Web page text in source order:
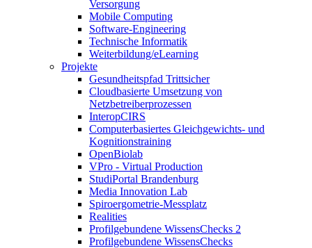
Versorgung
Mobile Computing
Software-Engineering
Technische Informatik
Weiterbildung/eLearning
Projekte
Gesundheitspfad Trittsicher
Cloudbasierte Umsetzung von
Netzbetreiberprozessen
InteropCIRS
Computerbasiertes Gleichgewichts- und
Kognitionstraining
OpenBiolab
VPro - Virtual Production
StudiPortal Brandenburg
Media Innovation Lab
Spiroergometrie-Messplatz
Realities
Profilgebundene WissensChecks 2
Profilgebundene WissensChecks